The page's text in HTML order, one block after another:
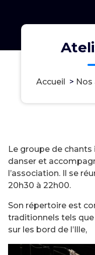
Accueil > Nos
Le groupe de
danser et
l’association. Il se
20h30 à 22h00.
Son répertoire est
traditionnels tels que
sur les bord de l’Ille,